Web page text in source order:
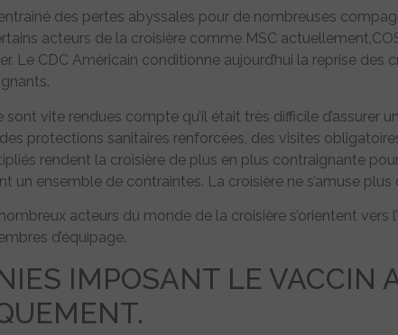
des pertes abyssales pour de nombreuses
acteurs de la croisière comme MSC
Le CDC Américain conditionne aujourd’hui la reprise
sont vite rendues compte qu’il était très difficile d’assurer
protections sanitaires renforcées, des visites
rendent la croisière de plus en plus contraignante
un ensemble de contraintes. La croisière ne s’amuse plus
acteurs du monde de la croisière s’orientent vers
d’équipage.
IMPOSANT LE VACCIN